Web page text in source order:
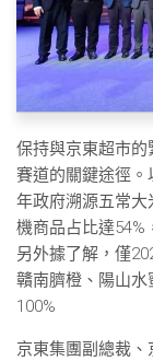
保持與京東超市
賽道的關鍵途徑
年政府溯源五常大
機商品占比達54%
另外據了解，僅
贛南臍橙、陽山
100%
京東集團副總裁